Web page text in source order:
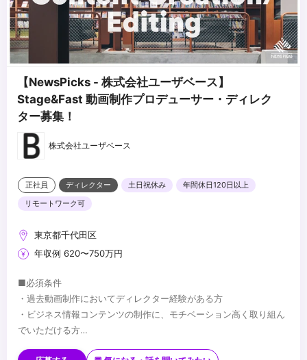
【NewsPicks - 株式会社ユーザベース】
Stage&Fast 動画制作プロデューサー・ディレク
ター募集！
株式会社ユーザベース
正社員 ディレクター 土日祝休み
年間休日120日以上
リモートワーク可
東京都千代田区
年収例 620〜750万円
■必須条件
・過去動画制作においてディレクター経験がある方
・ビジネス情報コンテンツの制作に、モチベーション高く取り組ん
でいただける方